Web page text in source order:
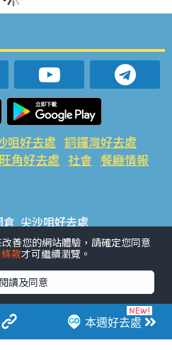
本週好去處
咀好去處 銅鑼灣好去處
旺角好去處 社會 餐廳情報
倉 尖沙咀好去處
灣好去處 旺角好去處 社會
介 #美食社群熱話
應用程式
#限時搶
商戶中心 #著數 #網絡熱話
善您的網站體驗，請確定您同意
款才可繼續瀏覽。
讀及同意